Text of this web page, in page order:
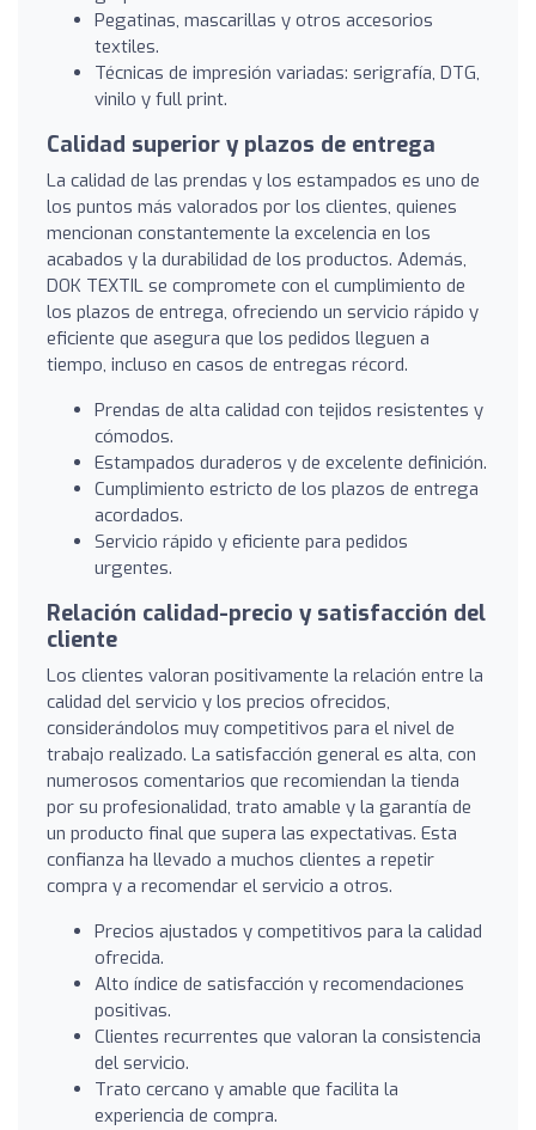
Pegatinas, mascarillas y otros accesorios
textiles.
Técnicas de impresión variadas: serigrafía, DTG,
vinilo y full print.
Calidad superior y plazos de entrega
La calidad de las prendas y los estampados es uno de
los puntos más valorados por los clientes, quienes
mencionan constantemente la excelencia en los
acabados y la durabilidad de los productos. Además,
DOK TEXTIL se compromete con el cumplimiento de
los plazos de entrega, ofreciendo un servicio rápido y
eficiente que asegura que los pedidos lleguen a
tiempo, incluso en casos de entregas récord.
Prendas de alta calidad con tejidos resistentes y
cómodos.
Estampados duraderos y de excelente definición.
Cumplimiento estricto de los plazos de entrega
acordados.
Servicio rápido y eficiente para pedidos
urgentes.
Relación calidad-precio y satisfacción del
cliente
Los clientes valoran positivamente la relación entre la
calidad del servicio y los precios ofrecidos,
considerándolos muy competitivos para el nivel de
trabajo realizado. La satisfacción general es alta, con
numerosos comentarios que recomiendan la tienda
por su profesionalidad, trato amable y la garantía de
un producto final que supera las expectativas. Esta
confianza ha llevado a muchos clientes a repetir
compra y a recomendar el servicio a otros.
Precios ajustados y competitivos para la calidad
ofrecida.
Alto índice de satisfacción y recomendaciones
positivas.
Clientes recurrentes que valoran la consistencia
del servicio.
Trato cercano y amable que facilita la
experiencia de compra.